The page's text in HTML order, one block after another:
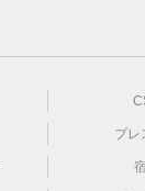
プレ